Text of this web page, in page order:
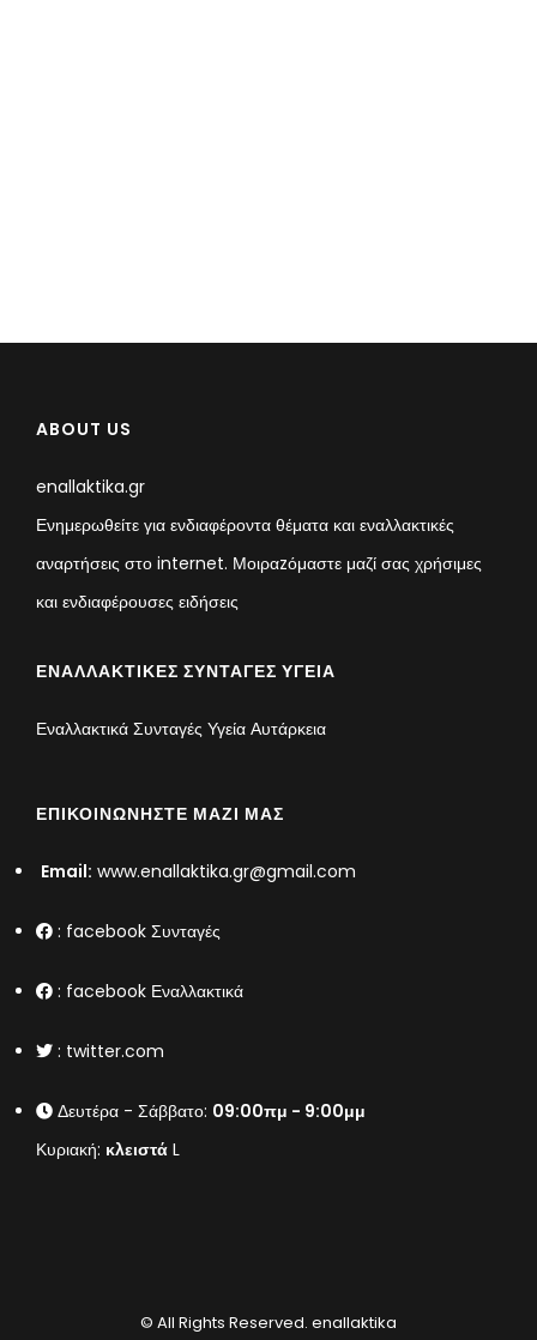
ABOUT US
enallaktika.gr
Ενημερωθείτε για ενδιαφέροντα θέματα και εναλλακτικές
αναρτήσεις στο internet. Μοιραzόμαστε μαζί σας χρήσιμες
και ενδιαφέρουσες ειδήσεις
ΕΝΑΛΛΑΚΤΙΚΈΣ ΣΥΝΤΑΓΈΣ ΥΓΕΊΑ
Εναλλακτικά Συνταγές Υγεία Αυτάρκεια
ΕΠΙΚΟΙΝΩΝΉΣΤΕ ΜΑΖΊ ΜΑΣ
Email: www.enallaktika.gr@gmail.com
: facebook Συνταγές
: facebook Εναλλακτικά
: twitter.com
Δευτέρα - Σάββατο: 09:00πμ - 9:00μμ
Κυριακή: κλειστά L
© All Rights Reserved. enallaktika